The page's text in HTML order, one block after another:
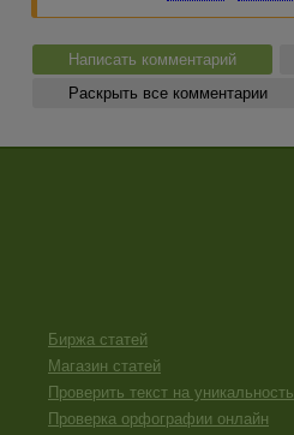
Написать комментарий
Раскрыть все комментарии
Биржа статей
Магазин статей
Проверить текст на уникальность
Проверка орфографии онлайн